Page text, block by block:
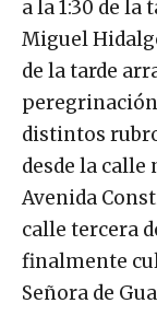
a la 1:30 de la
Miguel
de la tarde
distintos
desde la calle
Avenida
calle tercera
finalmente
Señora de